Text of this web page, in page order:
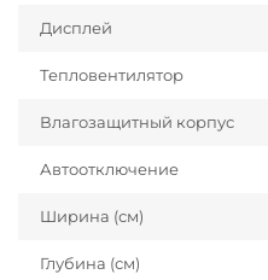
Дисплей
Тепловентилятор
Влагозащитный корпус
Автоотключение
Ширина (см)
Глубина (см)